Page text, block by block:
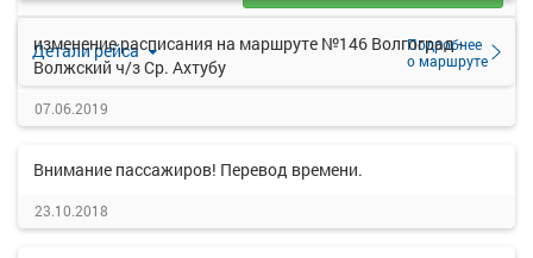
Детали рейса
Подробнее
о маршруте
изменение расписания на маршруте №146 Волгоград -
Волжский ч/з Ср. Ахтубу
07.06.2019
Внимание пассажиров! Перевод времени.
23.10.2018